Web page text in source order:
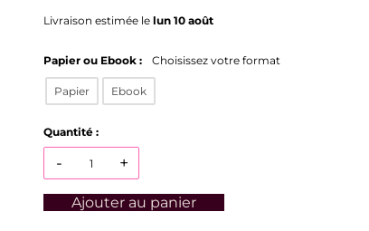
Livraison estimée lelun 10 août
Papier ou Ebook : Choisissez votre format
Papier Ebook
Quantité :
+
Ajouter au panier